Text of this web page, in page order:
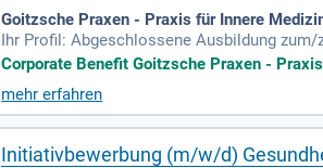
Goitzsche Praxen - Praxis für Innere
Ihr Profil: Abgeschlossene Ausbildung
ng mit Patient:innen; Gute
Corporate Benefit Goitzsche Praxen -
mehr erfahren
Initiativbewerbung (m/w/d)